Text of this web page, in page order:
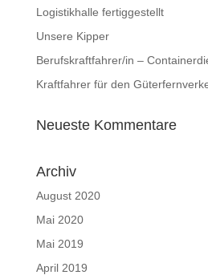
Logistikhalle fertiggestellt
Unsere Kipper
Berufskraftfahrer/in –
Kraftfahrer für den
Neueste Kommentare
Archiv
August 2020
Mai 2020
Mai 2019
April 2019